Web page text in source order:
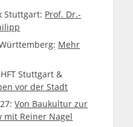
Stuttgart: Prof. Dr.-
Mehr
Stuttgart &
vor der Stadt
27:Von Baukultur zur
mit Reiner Nagel